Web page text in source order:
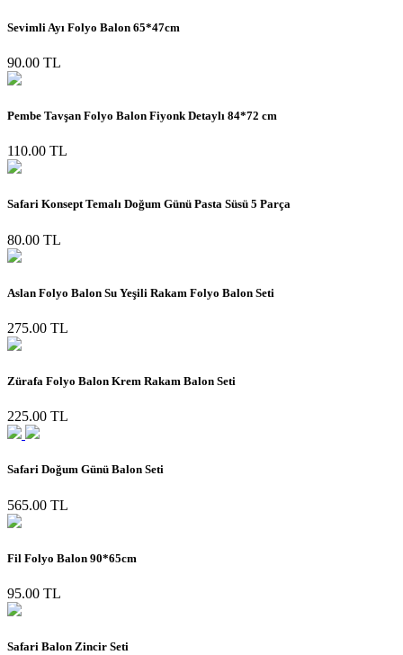
Sevimli Ayı Folyo Balon 65*47cm
90.00 TL
Pembe Tavşan Folyo Balon Fiyonk Detaylı 84*72 cm
110.00 TL
Safari Konsept Temalı Doğum Günü Pasta Süsü 5 Parça
80.00 TL
Aslan Folyo Balon Su Yeşili Rakam Folyo Balon Seti
275.00 TL
Zürafa Folyo Balon Krem Rakam Balon Seti
225.00 TL
Safari Doğum Günü Balon Seti
565.00 TL
Fil Folyo Balon 90*65cm
95.00 TL
Safari Balon Zincir Seti